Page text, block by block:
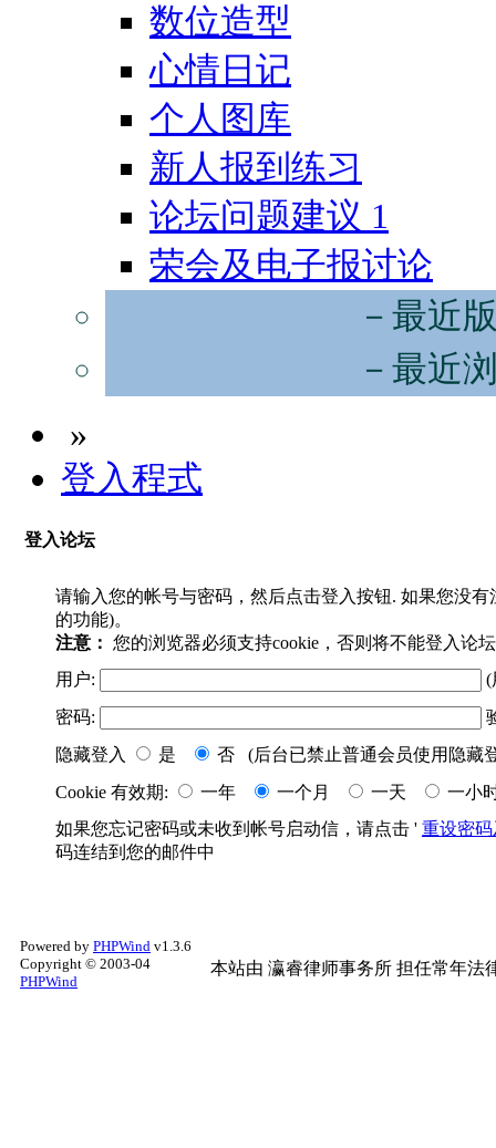
数位造型
心情日记
个人图库
新人报到练习
论坛问题建议 1
荣会及电子报讨论
－最近
－最近
»
登入程式
登入论坛
请输入您的帐号与密码，然后点击登入按钮. 如果您没
的功能)。
注意： 您的浏览器必须支持cookie，否则将不能登入论
用户:
(
密码:
隐藏登入
是
否 (后台已禁止普通会员使用隐藏
Cookie 有效期:
一年 一个月 一天
一小
如果您忘记密码或未收到帐号启动信，请点击 ' 重设密
码连结到您的邮件中
Powered by PHPWind v1.3.6
Copyright © 2003-04
PHPWind
本站由 瀛睿律师事务所 担任常年法